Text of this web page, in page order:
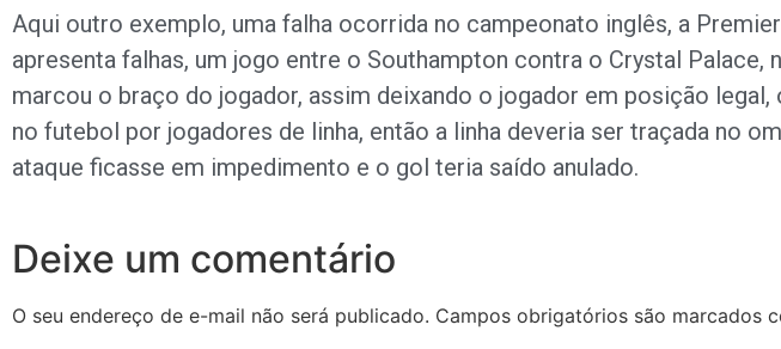
Aqui outro exemplo, uma falha ocorrida no campeonato inglês, a
apresenta falhas, um jogo entre o Southampton contra o Crystal
marcou o braço do jogador, assim deixando o jogador em posição
no futebol por jogadores de linha, então a linha deveria ser traçada no
ataque ficasse em impedimento e o gol teria saído anulado.
Deixe um comentário
O seu endereço de e-mail não será publicado. Campos obrigatórios são marcados